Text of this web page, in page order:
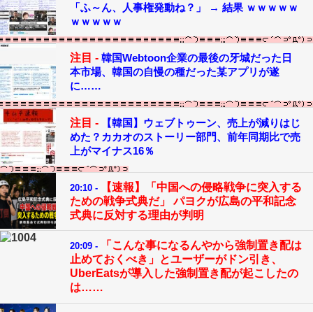
「ふ～ん、人事権発動ね？」 → 結果 ｗｗｗｗｗ
ｗｗｗｗｗ
注目 - 韓国Webtoon企業の最後の牙城だった日
本市場、韓国の自慢の種だった某アプリが遂
に……
注目 -
【韓国】ウェブトゥーン、売上が減りはじ
めた？カカオのストーリー部門、前年同期比で売
上がマイナス16％
20:10 -
【速報】「中国への侵略戦争に突入する
ための戦争式典だ」 パヨクが広島の平和記念
式典に反対する理由が判明
20:09 -
「こんな事になるんやから強制置き配は
止めておくべき」とユーザーがドン引き、
UberEatsが導入した強制置き配が起こしたの
は……